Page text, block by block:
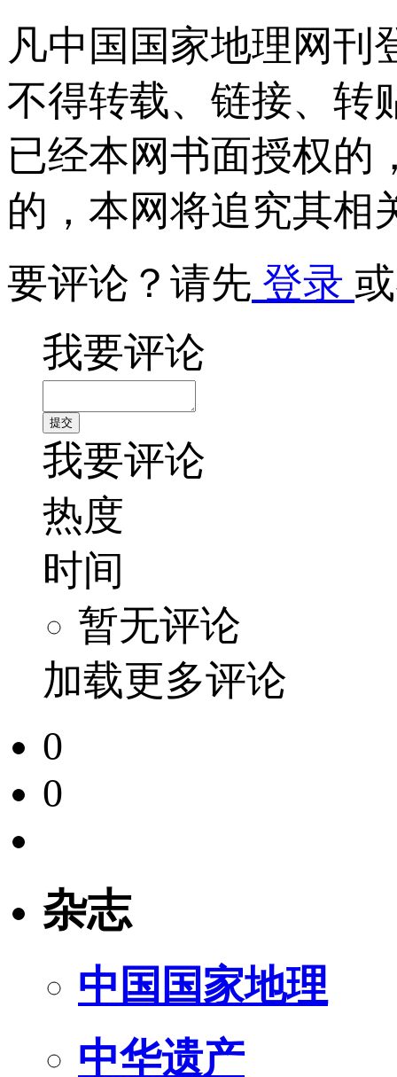
凡中国国家地理网刊
不得转载、链接、转
已经本网书面授权的
的，本网将追究其相
要评论？请先 登录
我要评论
我要评论
热度
时间
暂无评论
加载更多评论
0
0
杂志
中国国家地理
中华遗产